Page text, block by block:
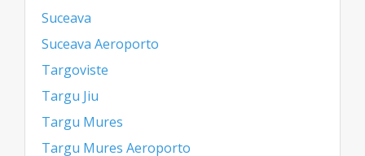
Suceava
Suceava Aeroporto
Targoviste
Targu Jiu
Targu Mures
Targu Mures Aeroporto